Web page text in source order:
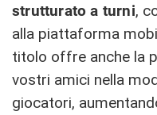
strutturato a turni,
alla piattaforma
titolo offre anche la
vostri amici nella
giocatori,